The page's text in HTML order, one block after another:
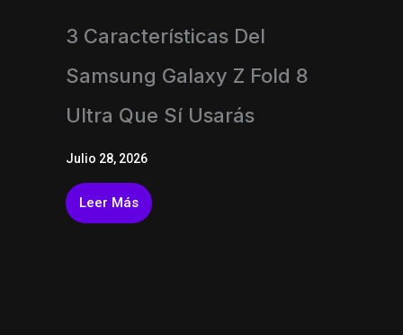
3 Características Del
Samsung Galaxy Z Fold 8
Ultra Que Sí Usarás
Julio 28, 2026
Leer Más